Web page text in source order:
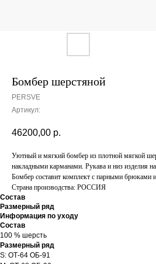
Бомбер шерстяной
PERSVE
Артикул:
46200,00 р.
Уютный и мягкий бомбер из плотной мягкой
накладными карманами. Рукава и низ изделия на
Бомбер составит комплект с парными брюками
Страна производства: РОССИЯ
Состав
Размерный ряд
Информация по уходу
Состав
100 % шерсть
Размерный ряд
S: ОТ-64 ОБ-91